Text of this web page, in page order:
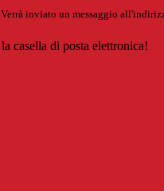
Verrà inviato un messaggio
casella di posta elettronica!